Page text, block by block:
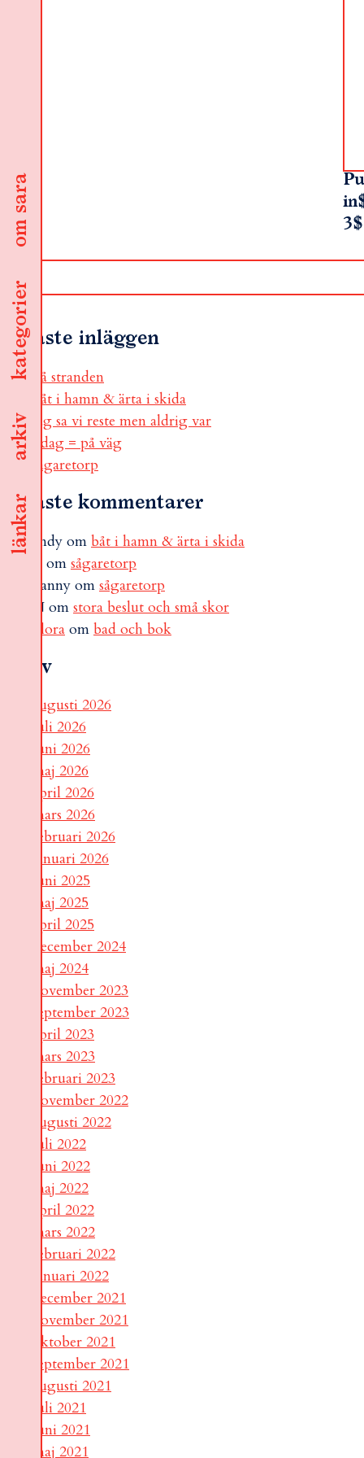
länkar
arkiv
kategorier
om sara
in
Senaste inläggen
på stranden
båt i hamn & ärta i skida
jag sa vi reste men aldrig var
i dag = på väg
sågaretorp
Senaste kommentarer
andy om båt i hamn & ärta i skida
om sågaretorp
Fanny om sågaretorp
N om stora beslut och små skor
Flora om bad och bok
Arkiv
augusti 2026
juli 2026
juni 2026
maj 2026
april 2026
mars 2026
februari 2026
januari 2026
juni 2025
maj 2025
april 2025
december 2024
maj 2024
november 2023
september 2023
april 2023
mars 2023
februari 2023
november 2022
augusti 2022
juli 2022
juni 2022
maj 2022
april 2022
mars 2022
februari 2022
januari 2022
december 2021
november 2021
oktober 2021
september 2021
augusti 2021
juli 2021
juni 2021
maj 2021